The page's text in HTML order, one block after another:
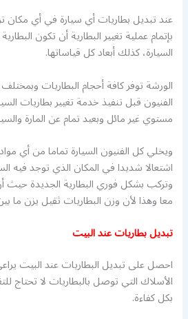
عند تبديل بطاريات أي سيارة في أي مكان
بإتمام عملية تغيير البطارية أن تكون
السيارة، كذلك أبعاد كل قياساتها.
الورشة توفر كافة أحجام البطاريات
الفنيون قبل تنفيذ خدمة تغيير بطاريات
مستوي غير مائل وبعيد تمام عن المارة
ويخلي كل الفنيون السيارة تماما من أي
اشتعالا شديدا في المكان الذي توجد فيه
وتركب بشكل فوري البطارية الجديدة حيث
معا وهذا لأن وزن البطاريات ثقيل يزن ما بين 14 كيلو إلى 27
تبديل بطاريات عند البيت
احصل على تبديل البطاريات عند البيت
الأسلاك التي توصل بالبطاريات لا تحتاج
بكل كفاءة.